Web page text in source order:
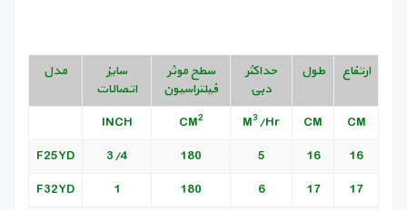
ارتفاع طول
حداکثر
دبی
سطح موثر
فیلتراسیون
سایز
اتصالات
مدل
CM
CM
M3/Hr
CM2
INCH
16
16
5
180
3/4
F25YD
17
17
6
180
1
F32YD